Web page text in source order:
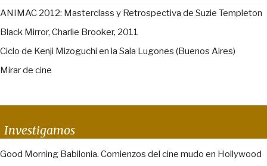
ANIMAC 2012: Masterclass y Retrospectiva de Suzie Templeton
Black Mirror, Charlie Brooker, 2011
Ciclo de Kenji Mizoguchi en la Sala Lugones (Buenos Aires)
Mirar de cine
Investigamos
Good Morning Babilonia. Comienzos del cine mudo en Hollywood